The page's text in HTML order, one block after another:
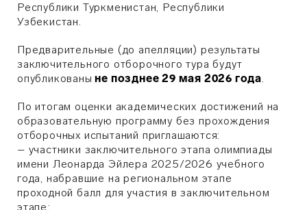
Республики Туркменистан, Республики
Узбекистан.
Предварительные (до апелляции) результаты
заключительного отборочного тура будут
опубликованы не позднее 29 мая 2026 года.
По итогам оценки академических достижений на
образовательную программу без прохождения
отборочных испытаний приглашаются:
– участники заключительного этапа олимпиады
имени Леонарда Эйлера 2025/2026 учебного
года, набравшие на региональном этапе
проходной балл для участия в заключительном
этапе;